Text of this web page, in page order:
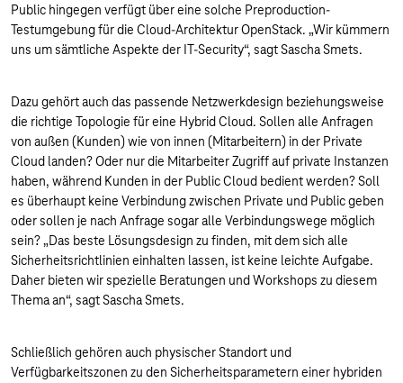
Public hingegen verfügt über eine solche Preproduction-
Testumgebung für die Cloud-Architektur OpenStack. „Wir kümmern
uns um sämtliche Aspekte der IT-Security“, sagt Sascha Smets.
Dazu gehört auch das passende Netzwerkdesign beziehungsweise
die richtige Topologie für eine Hybrid Cloud. Sollen alle Anfragen
von außen (Kunden) wie von innen (Mitarbeitern) in der Private
Cloud landen? Oder nur die Mitarbeiter Zugriff auf private Instanzen
haben, während Kunden in der Public Cloud bedient werden? Soll
es überhaupt keine Verbindung zwischen Private und Public geben
oder sollen je nach Anfrage sogar alle Verbindungswege möglich
sein? „Das beste Lösungsdesign zu finden, mit dem sich alle
Sicherheitsrichtlinien einhalten lassen, ist keine leichte Aufgabe.
Daher bieten wir spezielle Beratungen und Workshops zu diesem
Thema an“, sagt Sascha Smets.
Schließlich gehören auch physischer Standort und
Verfügbarkeitszonen zu den Sicherheitsparametern einer hybriden